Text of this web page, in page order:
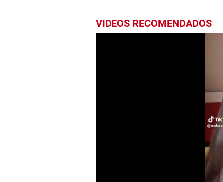
VIDEOS RECOMENDADOS